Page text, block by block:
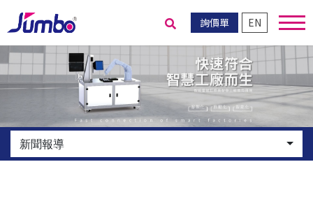
詢價單 EN
送出搜尋
新聞報導